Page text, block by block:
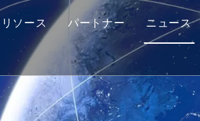
リソース
技術的なヒント
サービス
パートナー
ニュース